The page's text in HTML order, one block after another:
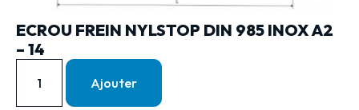
ECROU FREIN NYLSTOP DIN 985 INOX A2
– 14
Ajouter